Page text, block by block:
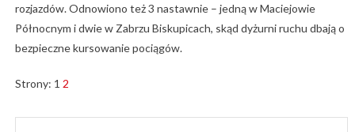
rozjazdów. Odnowiono też 3 nastawnie – jedną w Maciejowie
Północnym i dwie w Zabrzu Biskupicach, skąd dyżurni ruchu dbają o
bezpieczne kursowanie pociągów.
Strony: 1 2